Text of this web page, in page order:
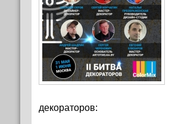
декораторов: